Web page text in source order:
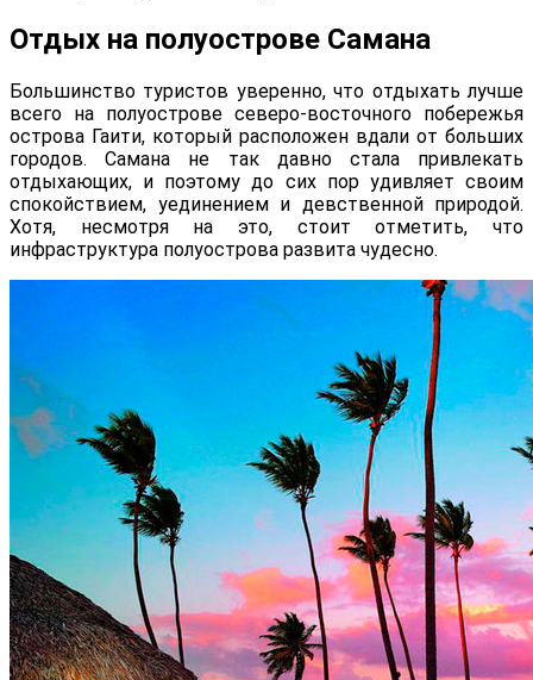
Отдых на полуострове Самана
Большинство туристов уверенно, что отдыхать лучше
всего на полуострове северо-восточного побережья
острова Гаити, который расположен вдали от больших
городов. Самана не так давно стала привлекать
отдыхающих, и поэтому до сих пор удивляет своим
спокойствием, уединением и девственной природой.
Хотя, несмотря на это, стоит отметить, что
инфраструктура полуострова развита чудесно.